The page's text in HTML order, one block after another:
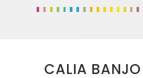
CALIA BANJO